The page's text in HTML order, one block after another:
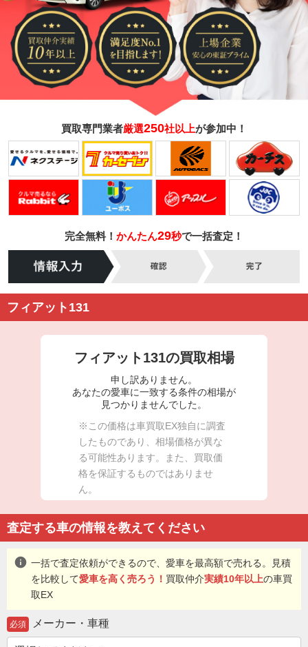
買取専門業者厳選250社以上が参加中！
完全無料！ かんたん29秒で一括査定！
フィアット131
フィアット131の買取相場
申し訳ありません。
あなたの愛車に一致する条件の相場が
見つかりませんでした。
※この価格は車買取EX独自に調査
したものであり、相場価格が異な
る可能性あります。また、買取価
格を保証するものではありませ
ん。
査定する車の情報を教えてください
info 一括で査定依頼ができるので、愛車を最高額で売れる。見積
を比較して愛車を高く売ろう！ 買取仲介実績10年以上の車買
取EX
必須 メーカー・車種